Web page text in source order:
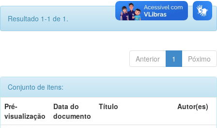
Resultado 1-1 de 1.
Anterior 1 Póximo
Conjunto de itens:
Pré-
visualização
Data do
documento
Título Autor(es)